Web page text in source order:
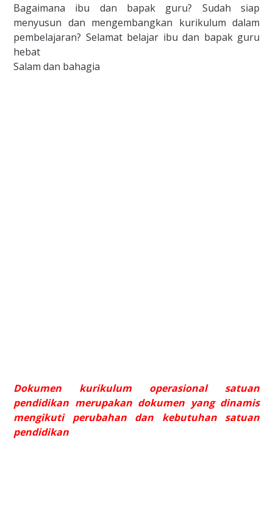
Bagaimana ibu dan bapak guru? Sudah siap
menyusun dan mengembangkan kurikulum dalam
pembelajaran? Selamat belajar ibu dan bapak guru
hebat
Salam dan bahagia
Dokumen kurikulum operasional satuan
pendidikan merupakan dokumen yang dinamis
mengikuti perubahan dan kebutuhan satuan
pendidikan